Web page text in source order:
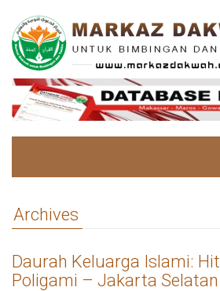
Archives
Daurah Keluarga Islami:
Poligami – Jakarta Selatan